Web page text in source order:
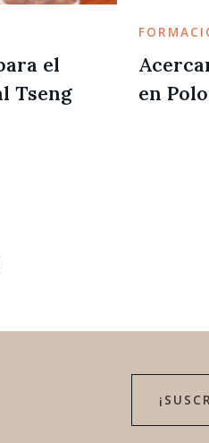
el
Tseng
en